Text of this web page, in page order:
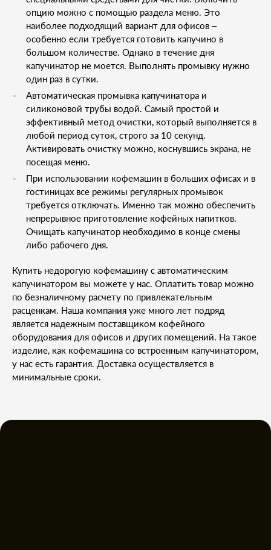
опцию можно с помощью раздела меню. Это
наиболее подходящий вариант для офисов –
особенно если требуется готовить капучино в
большом количестве. Однако в течение дня
капучинатор не моется. Выполнять промывку нужно
один раз в сутки.
Автоматическая промывка капучинатора и
силиконовой трубы водой. Самый простой и
эффективный метод очистки, который выполняется в
любой период суток, строго за 10 секунд.
Активировать очистку можно, коснувшись экрана, не
посещая меню.
При использовании кофемашин в больших офисах и в
гостиницах все режимы регулярных промывок
требуется отключать. Именно так можно обеспечить
непрерывное приготовление кофейных напитков.
Очищать капучинатор необходимо в конце смены
либо рабочего дня.
Купить недорогую кофемашину с автоматическим
капучинатором вы можете у нас. Оплатить товар можно
по безналичному расчету по привлекательным
расценкам. Наша компания уже много лет подряд
является надежным поставщиком кофейного
оборудования для офисов и других помещений. На такое
изделие, как кофемашина со встроенным капучинатором,
у нас есть гарантия. Доставка осуществляется в
минимальные сроки.